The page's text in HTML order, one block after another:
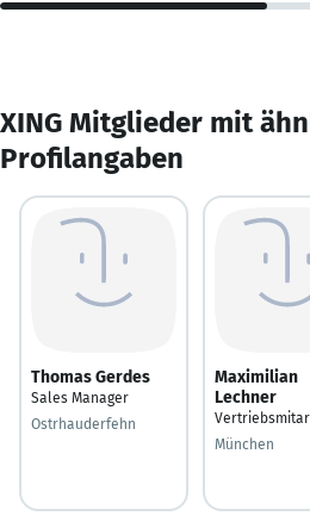
XING Mitglieder mit
Profilangaben
Thomas Gerdes
Sales Manager
Ostrhauderfehn
Maximilian
Lechner
München